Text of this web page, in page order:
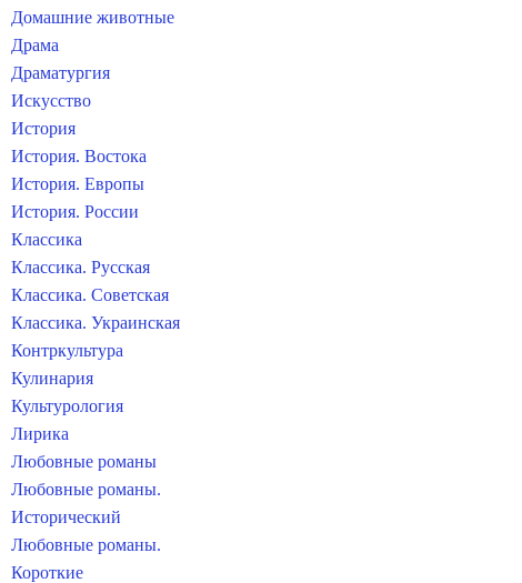
Домашние животные
Драма
Драматургия
Искусство
История
История. Востока
История. Европы
История. России
Классика
Классика. Русская
Классика. Советская
Классика. Украинская
Контркультура
Кулинария
Культурология
Лирика
Любовные романы
Любовные романы.
Исторический
Любовные романы.
Короткие